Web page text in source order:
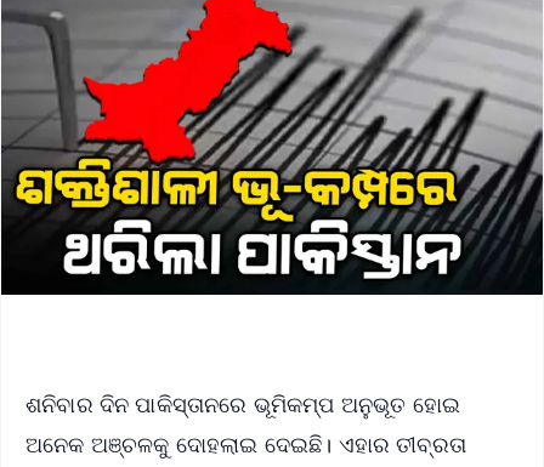
ଶନିବାର ଦିନ ପାକିସ୍ତାନରେ ଭୂମିକମ୍ପ ଅନୁଭୂତ ହୋଇ
ଅନେକ ଅଞ୍ଚଳକୁ ଦୋହଲାଇ ଦେଇଛି। ଏହାର ତୀବ୍ରତା